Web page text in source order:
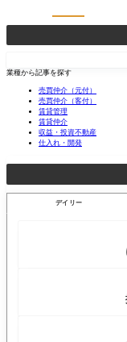
索
業種から記事を探す
売買仲介（元付）
売買仲介（客付）
賃貸管理
賃貸仲介
収益・投資不動産
仕入れ・開発
デイリー